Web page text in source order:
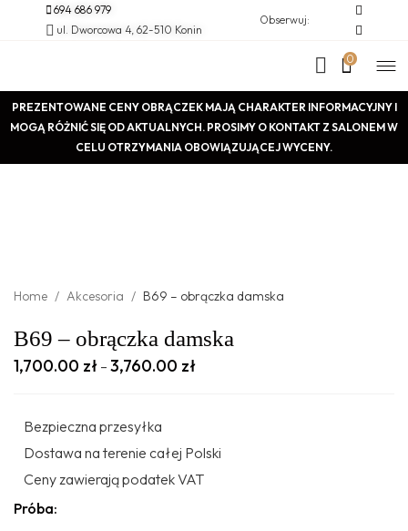
694 686 979
ul. Dworcowa 4, 62-510 Konin
Obserwuj:
0
PREZENTOWANE CENY OBRĄCZEK MAJĄ CHARAKTER INFORMACYJNY I
MOGĄ RÓŻNIĆ SIĘ OD AKTUALNYCH. PROSIMY O KONTAKT Z SALONEM W
CELU OTRZYMANIA OBOWIĄZUJĄCEJ WYCENY.
Home / Akcesoria / B69 – obrączka damska
B69 – obrączka damska
1,700.00 zł – 3,760.00 zł
Bezpieczna przesyłka
Dostawa na terenie całej Polski
Ceny zawierają podatek VAT
Próba: